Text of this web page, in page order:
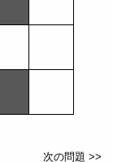
次の問題 >>